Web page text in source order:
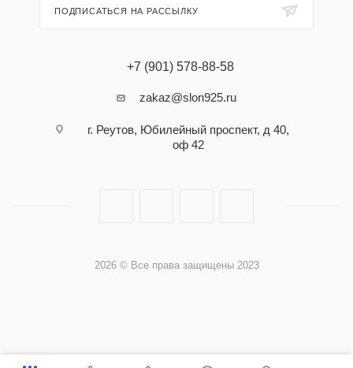
ПОДПИСАТЬСЯ НА РАССЫЛКУ
+7 (901) 578-88-58
zakaz@slon925.ru
г. Реутов, Юбилейный проспект, д 40,
оф 42
2026 © Все права защищены 2023